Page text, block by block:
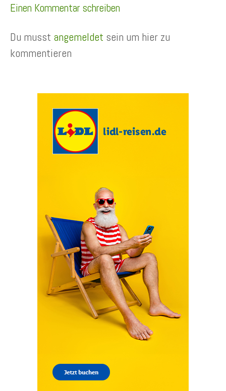
Einen Kommentar schreiben
Du musst angemeldet sein um hier zu
kommentieren